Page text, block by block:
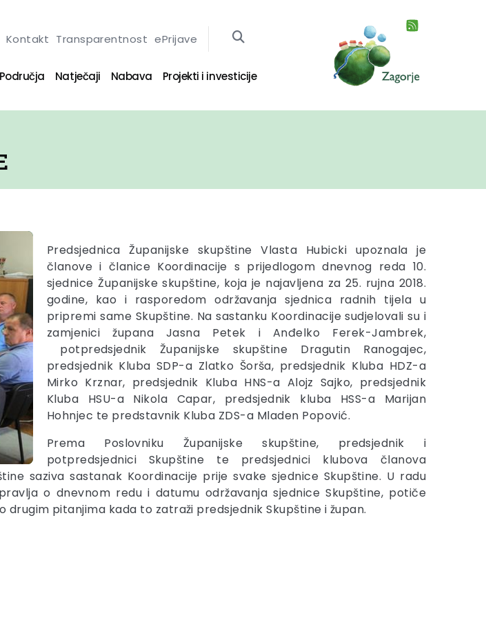
Kontakt Transparentnost ePrijave
Područja Natječaji Nabava Projekti i investicije
Predsjednica Županijske skupštine Vlasta Hubicki upoznala je
članove i članice Koordinacije s prijedlogom dnevnog reda 10.
sjednice Županijske skupštine, koja je najavljena za 25. rujna 2018.
godine, kao i rasporedom održavanja sjednica radnih tijela u
pripremi same Skupštine. Na sastanku Koordinacije sudjelovali su i
zamjenici župana Jasna Petek i Anđelko Ferek-Jambrek,
potpredsjednik Županijske skupštine Dragutin Ranogajec,
predsjednik Kluba SDP-a Zlatko Šorša, predsjednik Kluba HDZ-a
Mirko Krznar, predsjednik Kluba HNS-a Alojz Sajko, predsjednik
Kluba HSU-a Nikola Capar, predsjednik kluba HSS-a Marijan
Hohnjec te predstavnik Kluba ZDS-a Mladen Popović.
Prema Poslovniku Županijske skupštine, predsjednik i
potpredsjednici Skupštine te predsjednici klubova članova
saziva sastanak Koordinacije prije svake sjednice Skupštine. U radu
o dnevnom redu i datumu održavanja sjednice Skupštine, potiče
pitanjima kada to zatraži predsjednik Skupštine i župan.